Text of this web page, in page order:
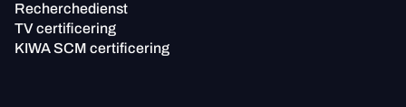
Recherchedienst
TV certificering
KIWA SCM certificering